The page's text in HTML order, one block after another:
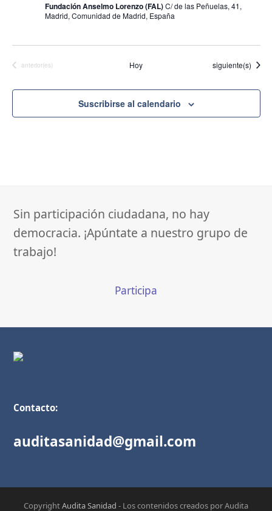
Fundación Anselmo Lorenzo (FAL)C/ de las Peñuelas, 41,
Madrid, Comunidad de Madrid, España
Eventos
anterior(es) Hoy Eventos
siguiente(s)
Suscribirse al calendario
Sin participación ciudadana, no hay
democracia. ¡Apúntate a nuestro grupo de
trabajo!
Participa
Contacto:
auditasanidad@gmail.com
CopyrightAudita Sanidad - Los contenidos creados por Audita